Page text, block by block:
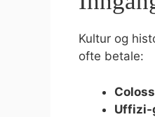
Kultur og
ofte betale:
Uffizi-